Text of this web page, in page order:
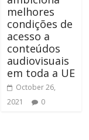
melhores
condições de
acesso a
conteúdos
audiovisuais
em toda a UE
October 26,
2021
0